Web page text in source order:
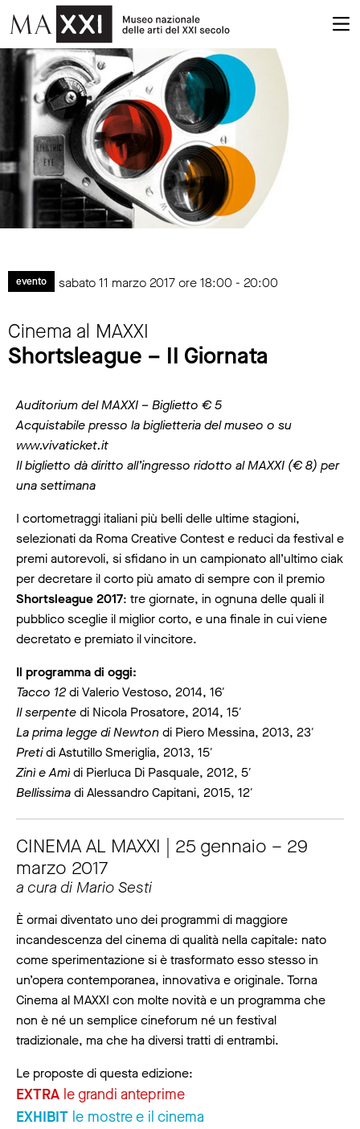
evento sabato 11 marzo 2017 ore 18:00 - 20:00
Cinema al MAXXI
Shortsleague – II Giornata
Auditorium del MAXXI – Biglietto € 5
Acquistabile presso la biglietteria del museo o su
www.vivaticket.it
Il biglietto dà diritto all’ingresso ridotto al MAXXI (€ 8) per
una settimana
I cortometraggi italiani più belli delle ultime stagioni,
selezionati da Roma Creative Contest e reduci da festival e
premi autorevoli, si sfidano in un campionato all’ultimo ciak
per decretare il corto più amato di sempre con il premio
Shortsleague 2017: tre giornate, in ognuna delle quali il
pubblico sceglie il miglior corto, e una finale in cui viene
decretato e premiato il vincitore.
Il programma di oggi:
Tacco 12di Valerio Vestoso, 2014, 16′
Il serpentedi Nicola Prosatore, 2014, 15′
La prima legge di Newtondi Piero Messina, 2013, 23′
Pretidi Astutillo Smeriglia, 2013, 15′
Zinì e Amìdi Pierluca Di Pasquale, 2012, 5′
Bellissimadi Alessandro Capitani, 2015, 12′
CINEMA AL MAXXI | 25 gennaio – 29
marzo 2017
a cura di Mario Sesti
È ormai diventato uno dei programmi di maggiore
incandescenza del cinema di qualità nella capitale: nato
come sperimentazione si è trasformato esso stesso in
un’opera contemporanea, innovativa e originale. Torna
Cinema al MAXXI con molte novità e un programma che
non è né un semplice cineforum né un festival
tradizionale, ma che ha diversi tratti di entrambi.
Le proposte di questa edizione:
EXTRA le grandi anteprime
EXHIBIT le mostre e il cinema